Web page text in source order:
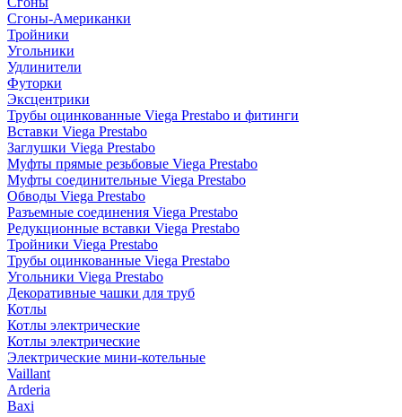
Сгоны-Американки
Тройники
Угольники
Удлинители
Футорки
Эксцентрики
Трубы оцинкованные Viega Prestabo и фитинги
Вставки Viega Prestabo
Заглушки Viega Prestabo
Муфты прямые резьбовые Viega Prestabo
Муфты соединительные Viega Prestabo
Обводы Viega Prestabo
Разъемные соединения Viega Prestabo
Редукционные вставки Viega Prestabo
Тройники Viega Prestabo
Трубы оцинкованные Viega Prestabo
Угольники Viega Prestabo
Декоративные чашки для труб
Котлы
Котлы электрические
Котлы электрические
Электрические мини-котельные
Vaillant
Arderia
Baxi